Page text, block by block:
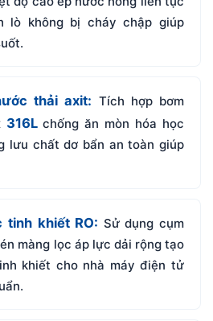
lò không bị cháy chập giúp
thải axit: Tích hợp bơm
316Lchống ăn mòn hóa học
lưu chất dơ bẩn an toàn giúp
tinh khiết RO: Sử dụng cụm
màng lọc áp lực dải rộng tạo
khiết cho nhà máy điện tử